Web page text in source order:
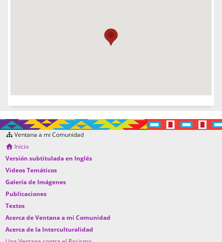
Ventana a mi Comunidad
Inicio
Versión subtitulada en Inglés
Videos Temáticos
Galería de Imágenes
Publicaciones
Textos
Acerca de Ventana a mi Comunidad
Acerca de la Interculturalidad